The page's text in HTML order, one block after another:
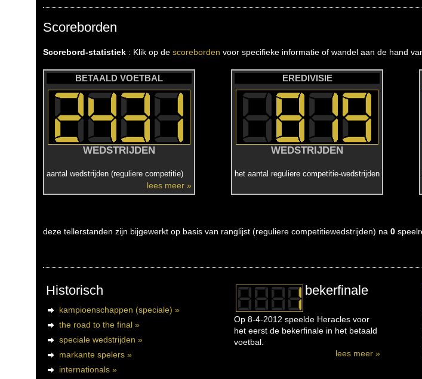
Scoreborden
Scorebord-statistiek : Klik op de scoreborden voor specifieke informatie of wandel aan de hand
BETAALD VOETBAL
WEDSTRIJDEN
aantal wedstrijden (reguliere competitie)
lees meer »
EREDIVISIE
WEDSTRIJDEN
het aantal reguliere competitie-wedstrijden
deze tellerstanden zijn bijgewerkt op basis van ranglijst (reguliere competitiewedstrijden) na 0
Historisch
kampioenschappen (speciale) »
the road to the final »
speciale wedstrijden »
markante spelers »
internationals »
bekerfinale
Op 8-4-2012 speelde Heracles voor
het eerst de bekerfinale in het betaald
voetbal.
lees meer »